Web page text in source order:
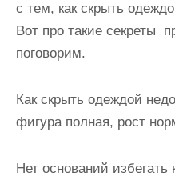
с тем, как скрыть
Вот про такие секреты
поговорим.
Как скрыть одеждой
фигура полная, рост
Нет оснований